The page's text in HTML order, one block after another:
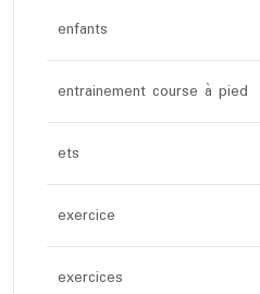
enfants
entrainement course à pied
ets
exercice
exercices